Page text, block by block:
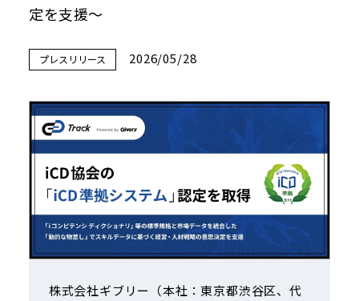
定を支援～
プレスリリース 2026/05/28
株式会社ギブリー（本社：東京都渋谷区、代